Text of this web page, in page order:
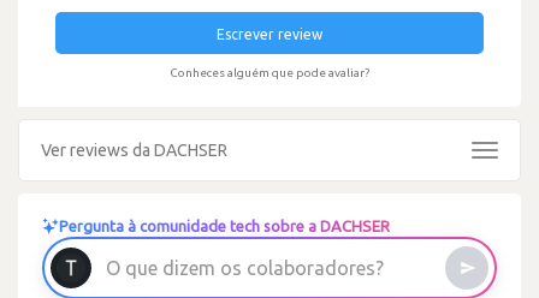
Escrever review
Conheces alguém que pode avaliar?
Ver reviews da DACHSER
Toggle
Pergunta à comunidade tech sobre a DACHSER
O que d izem os colaborad ores?